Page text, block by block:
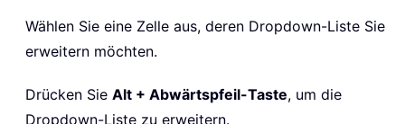
Wählen Sie eine Zelle aus, deren Dropdown-Liste Sie
erweitern möchten.
Drücken Sie Alt + Abwärtspfeil-Taste, um die
Dropdown-Liste zu erweitern.